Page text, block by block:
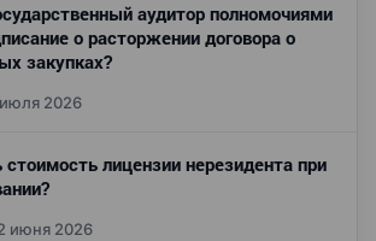
аудитор полномочиями
о расторжении договора о
закупках?
2026
лицензии нерезидента при
июня 2026